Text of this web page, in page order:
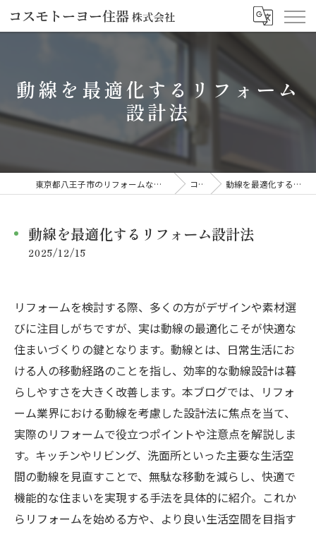
動線を最適化するリフォーム
設計法
東京都八王子市のリフォームならコスモトーヨー住器株式会社 コラム 動線を最適化するリフォーム設計法
動線を最適化するリフォーム設計法
2025/12/15
リフォームを検討する際、多くの方がデザインや素材選
びに注目しがちですが、実は動線の最適化こそが快適な
住まいづくりの鍵となります。動線とは、日常生活にお
ける人の移動経路のことを指し、効率的な動線設計は暮
らしやすさを大きく改善します。本ブログでは、リフォ
ーム業界における動線を考慮した設計法に焦点を当て、
実際のリフォームで役立つポイントや注意点を解説しま
す。キッチンやリビング、洗面所といった主要な生活空
間の動線を見直すことで、無駄な移動を減らし、快適で
機能的な住まいを実現する手法を具体的に紹介。これか
らリフォームを始める方や、より良い生活空間を目指す